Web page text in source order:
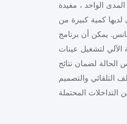
الواحد ، مفيدة
لديها كمية كبيرة من
يمكن أن برنامج
الآلي لتشغيل عينات
لضمان نتائج
والتصميم